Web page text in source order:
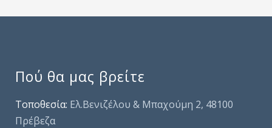
Πού θα μας βρείτε
Τοποθεσία: Ελ.Βενιζέλου & Μπαχούμη 2, 48100
Πρέβεζα